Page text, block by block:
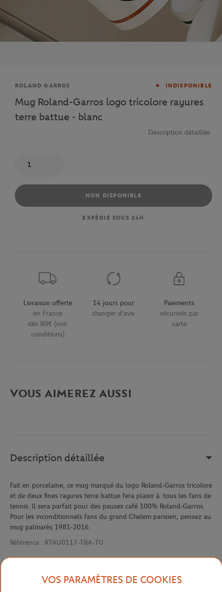
Marque
ROLAND GARROS INDISPONIBLE
Mug Roland-Garros logo tricolore rayures
terre battue - blanc
Description détaillée
NON DISPONIBLE
EXPÉDIÉ SOUS 24H
Livraison offerte
en France
dès 80€ (voir
conditions)
14 jours pour
changer d'avis
Paiements
sécurisés par
carte
VOUS AIMEREZ AUSSI
Description détaillée
Fait en porcelaine, ce mug marqué du logo Roland-Garros tricolore
et de deux fines rayures terre battue fera plaisir à tous les fans de
tennis. Il sera parfait pour des pauses café 100% Roland-Garros.
Pour les inconditionnels fans du grand Chelem parisien, pensez au
mug palmarès 1981-2016.
Référence : RTAU0117-TBA-TU
Caractéristiques
VOS PARAMÈTRES DE COOKIES